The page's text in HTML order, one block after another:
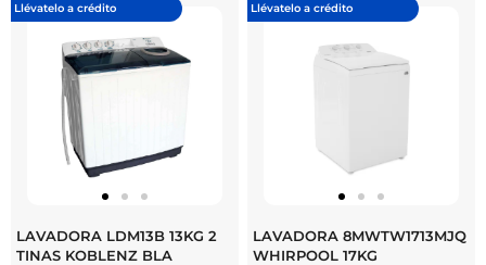
Llévatelo a crédito
LAVADORA LDM13B 13KG 2
TINAS KOBLENZ BLA
Llévatelo a crédito
LAVADORA 8MWTW1713MJQ
WHIRPOOL 17KG